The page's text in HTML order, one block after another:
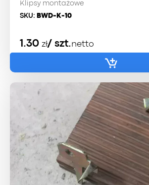
Klipsy montażowe
SKU: BWD-K-10
1.30 zł/ szt.netto